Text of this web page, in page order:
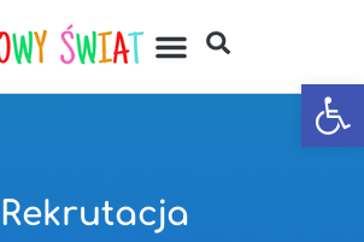
Rekrutacja